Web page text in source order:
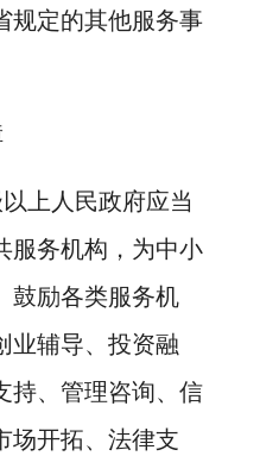
规定的其他服务事
上人民政府应当
服务机构，为中小
鼓励各类服务机
业辅导、投资融
持、管理咨询、信
场开拓、法律支